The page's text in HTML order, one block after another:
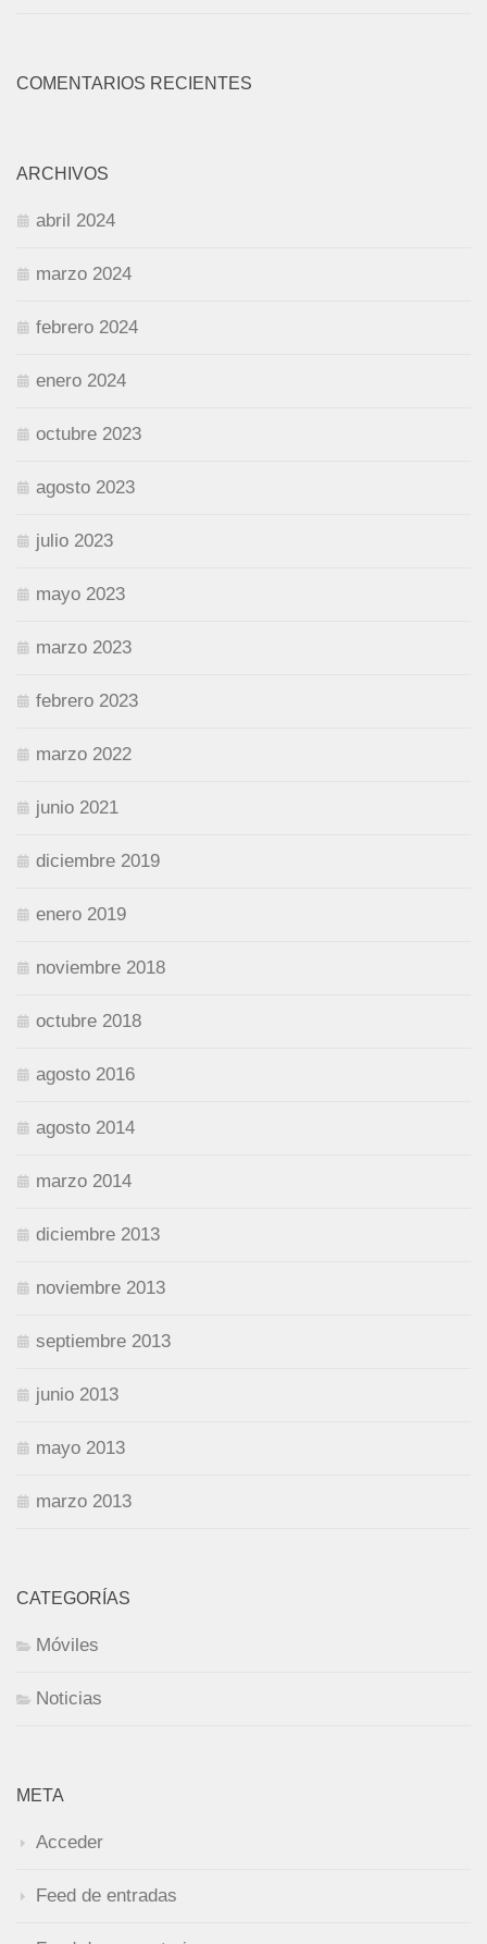
COMENTARIOS RECIENTES
ARCHIVOS
abril 2024
marzo 2024
febrero 2024
enero 2024
octubre 2023
agosto 2023
julio 2023
mayo 2023
marzo 2023
febrero 2023
marzo 2022
junio 2021
diciembre 2019
enero 2019
noviembre 2018
octubre 2018
agosto 2016
agosto 2014
marzo 2014
diciembre 2013
noviembre 2013
septiembre 2013
junio 2013
mayo 2013
marzo 2013
CATEGORÍAS
Móviles
Noticias
META
Acceder
Feed de entradas